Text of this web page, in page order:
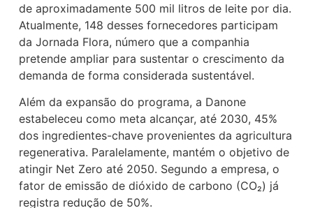
de aproximadamente 500 mil litros de leite por dia.
Atualmente, 148 desses fornecedores participam
da Jornada Flora, número que a companhia
pretende ampliar para sustentar o crescimento da
demanda de forma considerada sustentável.
Além da expansão do programa, a Danone
estabeleceu como meta alcançar, até 2030, 45%
dos ingredientes-chave provenientes da agricultura
regenerativa. Paralelamente, mantém o objetivo de
atingir Net Zero até 2050. Segundo a empresa, o
fator de emissão de dióxido de carbono (CO₂) já
registra redução de 50%.